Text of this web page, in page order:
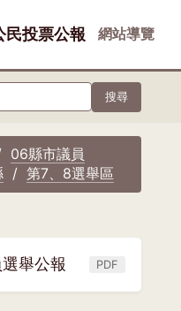
民投票公報 網站導覽
搜尋
06縣市議員
第7、8選舉區
舉公報 PDF